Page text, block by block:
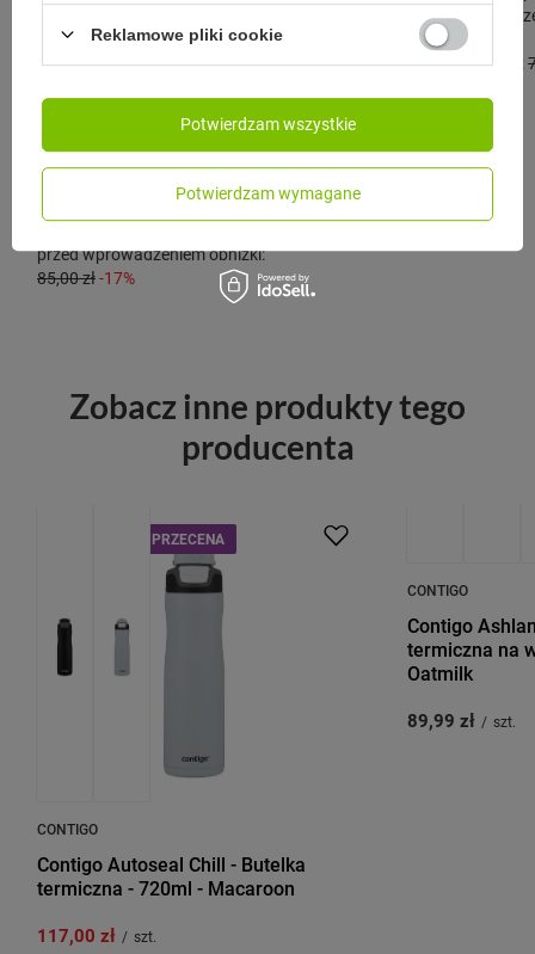
Butelka na wodę Contigo Jackson
2.0 720ml Tritan Pansy
Najniższa cena produktu w okresie 30 dni
przed wprowadzeniem obniżki:
85,00 zł-17%
przed
69,00 zł
Cena regularna:
Zobacz inne produkty tego
producenta
PRZECENA
CONTIGO
Contigo Autoseal Chill - Butelka
termiczna - 720ml - Macaroon
117,00 zł / szt.
CONTIGO
Contigo
termiczna na
Oatmilk
89,99 zł / szt.
Reklamowe pliki cookie
Potwierdzam wymagane
Potwierdzam wszystkie